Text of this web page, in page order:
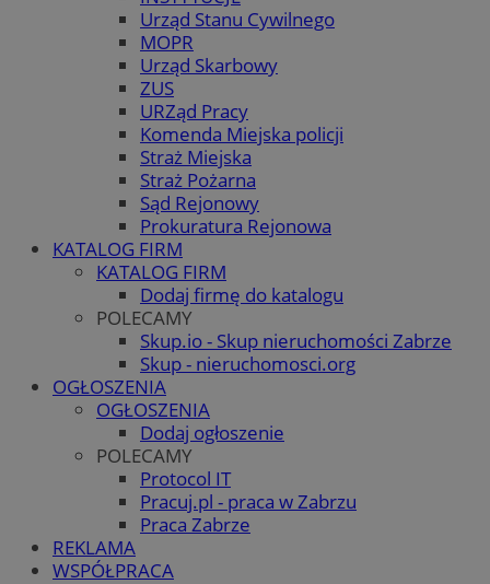
Urząd Stanu Cywilnego
MOPR
Urząd Skarbowy
ZUS
URZąd Pracy
Komenda Miejska policji
Straż Miejska
Straż Pożarna
Sąd Rejonowy
Prokuratura Rejonowa
KATALOG FIRM
KATALOG FIRM
Dodaj firmę do katalogu
POLECAMY
Skup.io - Skup nieruchomości Zabrze
Skup - nieruchomosci.org
OGŁOSZENIA
OGŁOSZENIA
Dodaj ogłoszenie
POLECAMY
Protocol IT
Pracuj.pl - praca w Zabrzu
Praca Zabrze
REKLAMA
WSPÓŁPRACA